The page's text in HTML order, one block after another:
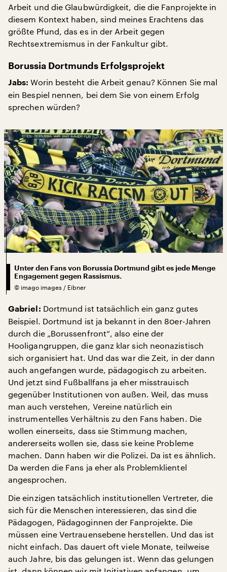
Arbeit und die Glaubwürdigkeit, die die Fanprojekte in
diesem Kontext haben, sind meines Erachtens das
größte Pfund, das es in der Arbeit gegen
Rechtsextremismus in der Fankultur gibt.
Borussia Dortmunds Erfolgsprojekt
Jabs: Worin besteht die Arbeit genau? Können Sie mal
ein Bespiel nennen, bei dem Sie von einem Erfolg
sprechen würden?
Unter den Fans von Borussia Dortmund gibt es jede Menge
Engagement gegen Rassismus.
© imago images / Eibner
Gabriel: Dortmund ist tatsächlich ein ganz gutes
Beispiel. Dortmund ist ja bekannt in den 80er-Jahren
durch die „Borussenfront“, also eine der
Hooligangruppen, die ganz klar sich neonazistisch
sich organisiert hat. Und das war die Zeit, in der dann
auch angefangen wurde, pädagogisch zu arbeiten.
Und jetzt sind Fußballfans ja eher misstrauisch
gegenüber Institutionen von außen. Weil, das muss
man auch verstehen, Vereine natürlich ein
instrumentelles Verhältnis zu den Fans haben. Die
wollen einerseits, dass sie Stimmung machen,
andererseits wollen sie, dass sie keine Probleme
machen. Dann haben wir die Polizei. Da ist es ähnlich.
Da werden die Fans ja eher als Problemklientel
angesprochen.
Die einzigen tatsächlich institutionellen Vertreter, die
sich für die Menschen interessieren, das sind die
Pädagogen, Pädagoginnen der Fanprojekte. Die
müssen eine Vertrauensebene herstellen. Und das ist
nicht einfach. Das dauert oft viele Monate, teilweise
auch Jahre, bis das gelungen ist. Wenn das gelungen